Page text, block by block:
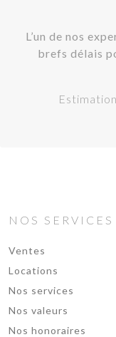
L’un de nos
brefs délais
NOS SERVICES
Ventes
Locations
Nos services
Nos valeurs
Nos honoraires